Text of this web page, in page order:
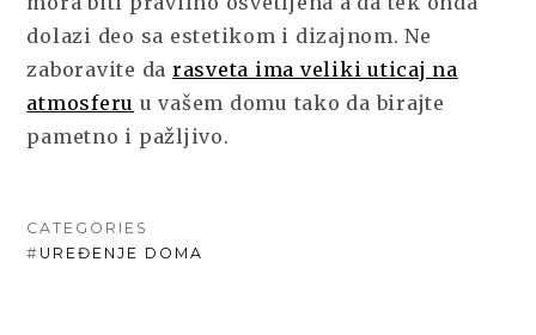
dolazi deo sa estetikom i dizajnom. Ne
zaboravite da rasveta ima veliki uticaj na
atmosferu u vašem domu tako da birajte
pametno i pažljivo.
CATEGORIES
# UREĐENJE DOMA